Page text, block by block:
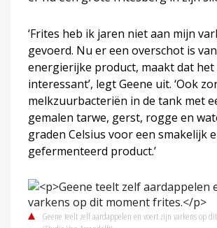
‘Frites heb ik jaren niet aan mijn
gevoerd. Nu er een overschot is
energierijke product, maakt dat het
interessant’, legt Geene uit. ‘Ook
melkzuurbacteriën in de tank met
gemalen tarwe, gerst, rogge en
graden Celsius voor een smakelijk
gefermenteerd product.’
Geene teelt zelf aardappelen en voert zijn varkens op